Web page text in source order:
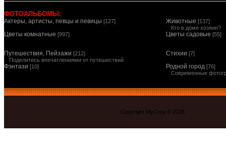
ФОТОАЛЬБОМЫ:
Актеры, артисты, певцы и певицы [127] Животные [137]
Кто в доме хозяин?
Цветы комнатные [997] Цветы садовые [55]
Путешествия, Пейзажи [212]
Поделитесь впечатлениями от путешествий
Стихии [7]
Фэнтази [10] Родной город [76]
Современные
Copyright MyCorp © 2026